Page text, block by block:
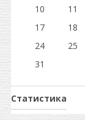
10
11
17
18
24
25
31
Статистика